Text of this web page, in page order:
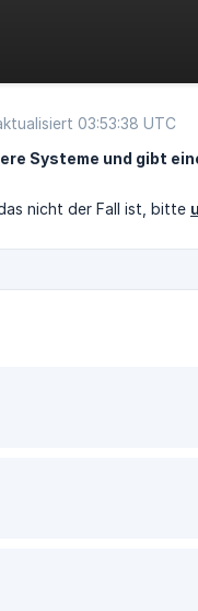
03:53:38 UTC
Systeme und gibt
nicht der Fall ist, bitte